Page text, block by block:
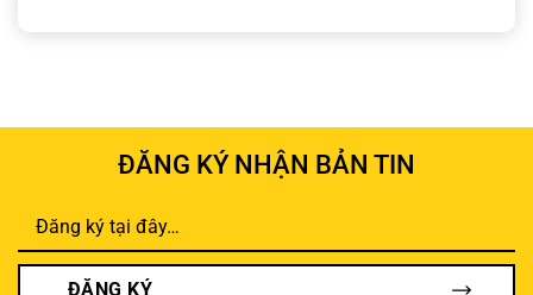
ĐĂNG KÝ NHẬN BẢN TIN
ĐĂNG KÝ